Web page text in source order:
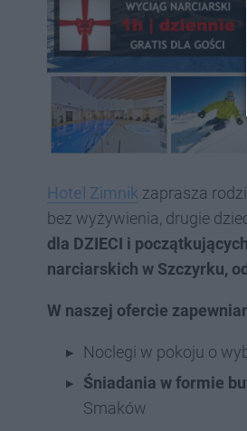
Hotel Zimnik zaprasza
bez wyżywienia, drugie
dla DZIECI i
narciarskich w Szczyrku,
W naszej ofercie
Noclegi w pokoju o
Śniadania w formie
Smaków